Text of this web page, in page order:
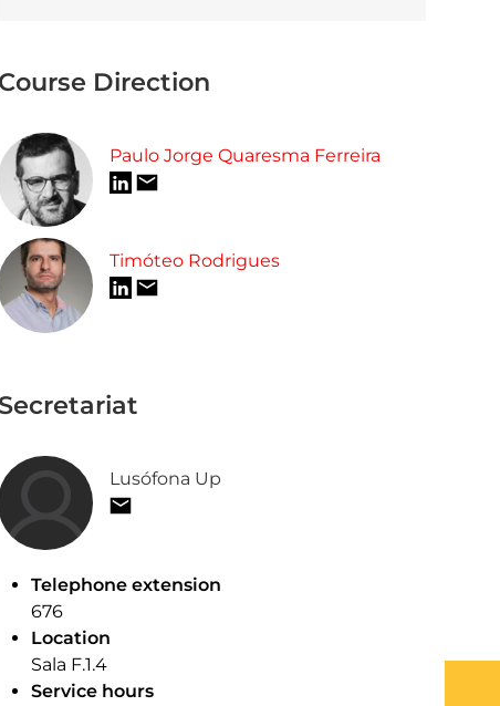
Course Direction
Paulo Jorge Quaresma Ferreira
Timóteo Rodrigues
Secretariat
Lusófona Up
Telephone extension
676
Location
Sala F.1.4
Service hours